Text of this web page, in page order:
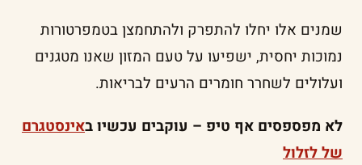
שמנים אלו יחלו להתפרק ולהתחמצן בטמפרטורות
נמוכות יחסית, ישפיעו על טעם המזון שאנו מטגנים
ועלולים לשחרר חומרים הרעים לבריאות.
לא מפספסים אף טיפ – עוקבים עכשיו באינסטגרם
של לזלול